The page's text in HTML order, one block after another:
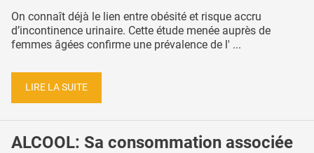
On connaît déjà le lien entre obésité et risque accru
d’incontinence urinaire. Cette étude menée auprès de
femmes âgées confirme une prévalence de l' ...
LIRE LA SUITE
ALCOOL: Sa consommation associée